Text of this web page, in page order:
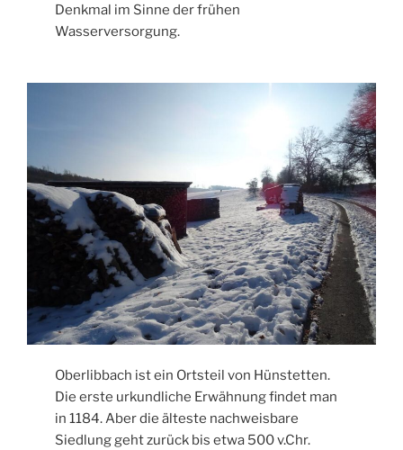
Denkmal im Sinne der frühen
Wasserversorgung.
Oberlibbach ist ein Ortsteil von Hünstetten.
Die erste urkundliche Erwähnung findet man
in 1184. Aber die älteste nachweisbare
Siedlung geht zurück bis etwa 500 v.Chr.